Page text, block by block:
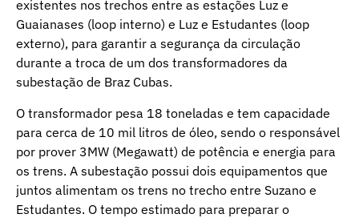
existentes nos trechos entre as estações Luz e
Guaianases (loop interno) e Luz e Estudantes (loop
externo), para garantir a segurança da circulação
durante a troca de um dos transformadores da
subestação de Braz Cubas.
O transformador pesa 18 toneladas e tem capacidade
para cerca de 10 mil litros de óleo, sendo o responsável
por prover 3MW (Megawatt) de potência e energia para
os trens. A subestação possui dois equipamentos que
juntos alimentam os trens no trecho entre Suzano e
Estudantes. O tempo estimado para preparar o